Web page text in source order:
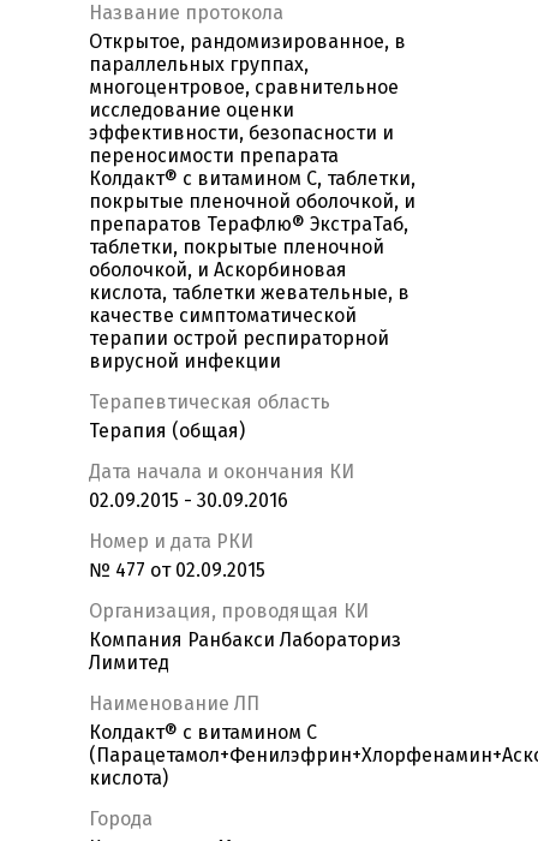
Название протокола
Открытое, рандомизированное, в
параллельных группах,
многоцентровое, сравнительное
исследование оценки
эффективности, безопасности и
переносимости препарата
Колдакт® с витамином С, таблетки,
покрытые пленочной оболочкой, и
препаратов ТераФлю® ЭкстраТаб,
таблетки, покрытые пленочной
оболочкой, и Аскорбиновая
кислота, таблетки жевательные, в
качестве симптоматической
терапии острой респираторной
вирусной инфекции
Терапевтическая область
Терапия (общая)
Дата начала и окончания КИ
02.09.2015 - 30.09.2016
Номер и дата РКИ
№ 477 от 02.09.2015
Организация, проводящая КИ
Компания Ранбакси Лабораториз
Лимитед
Наименование ЛП
Колдакт® с витамином С
кислота)
Города